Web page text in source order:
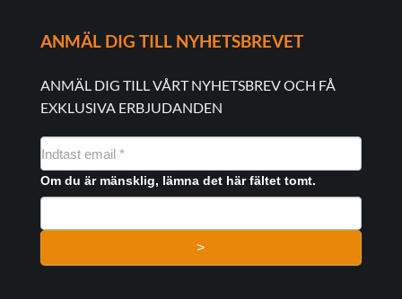
ANMÄL DIG TILL NYHETSBREVET
ANMÄL DIG TILL VÅRT NYHETSBREV OCH FÅ
EXKLUSIVA ERBJUDANDEN
NYHEDSMAIL
FORMULAR
Om du är mänsklig, lämna det här fältet tomt.
>